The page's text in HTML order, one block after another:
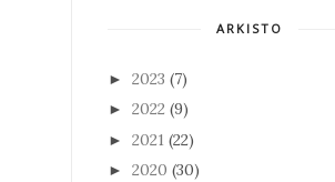
ARKISTO
► 2023 (7)
► 2022 (9)
► 2021 (22)
► 2020 (30)